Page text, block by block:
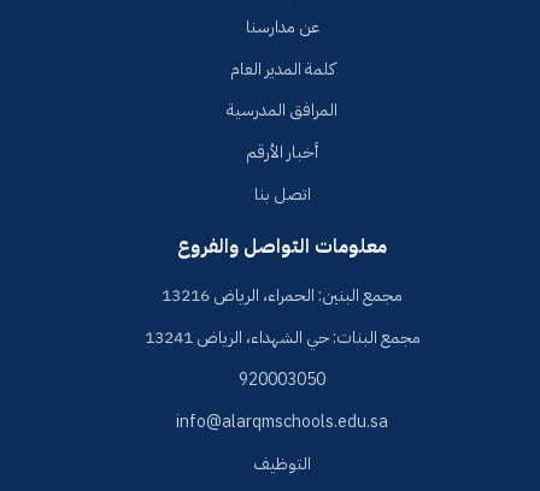
عن مدارسنا
كلمة المدير العام
المرافق المدرسية
أخبار الأرقم
اتصل بنا
معلومات التواصل والفروع
مجمع البنين: الحمراء، الرياض 13216
مجمع البنات: حي الشهداء، الرياض 13241
920003050
info@alarqmschools.edu.sa
التوظيف